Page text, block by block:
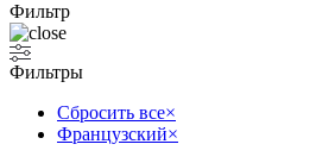
Фильтр
Фильтры
Сбросить все×
Французский×